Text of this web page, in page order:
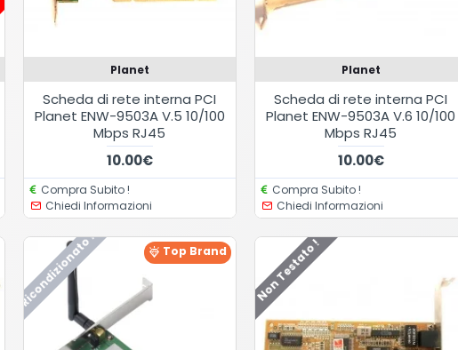
Planet
Scheda di rete interna PCI
Planet ENW-9503A V.5 10/100
Mbps RJ45
10.00€
Compra Subito !
Chiedi Informazioni
Planet
Scheda di rete interna PCI
Planet ENW-9503A V.6 10/100
Mbps RJ45
10.00€
Compra Subito !
Chiedi Informazioni
Top Brand
Ricondizionato ! Non Testato !